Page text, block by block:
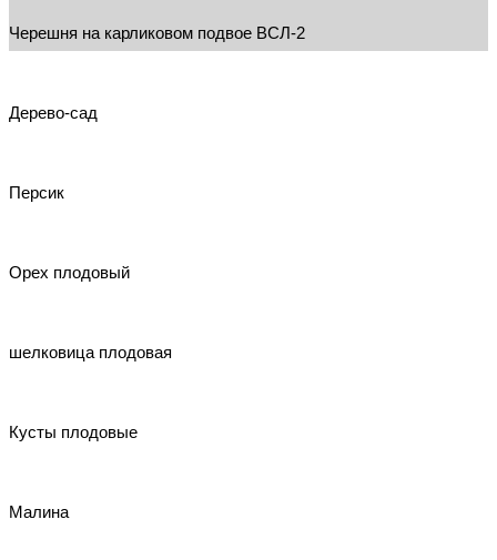
Черешня на карликовом подвое ВСЛ-2
Дерево-сад
Персик
Орех плодовый
шелковица плодовая
Кусты плодовые
Малина